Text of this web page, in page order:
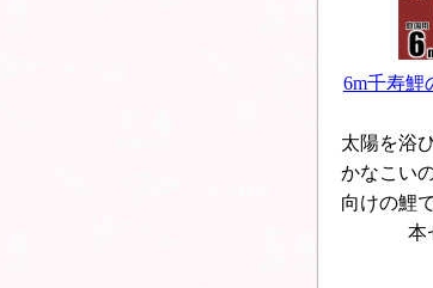
6m千寿鯉
太陽を浴
かなこい
向けの鯉
本